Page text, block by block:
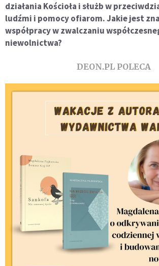
działania Kościoła i służb w
ludźmi i pomocy ofiarom. Jakie jest
współpracy w zwalczaniu
niewolnictwa?
DEON.PL POLECA